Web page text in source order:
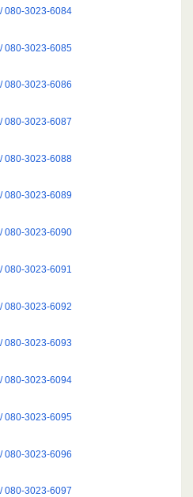
080-3023-6084
080-3023-6085
080-3023-6086
080-3023-6087
080-3023-6088
080-3023-6089
080-3023-6090
080-3023-6091
080-3023-6092
080-3023-6093
080-3023-6094
080-3023-6095
080-3023-6096
080-3023-6097